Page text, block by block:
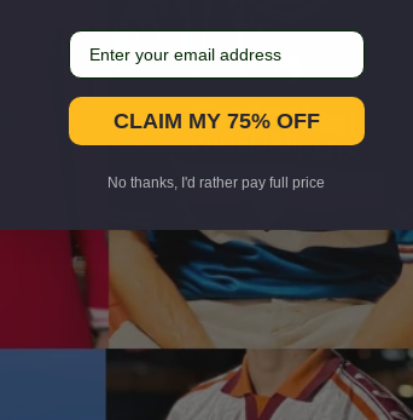
CLAIM MY 75% OFF
No thanks, I'd rather pay full price